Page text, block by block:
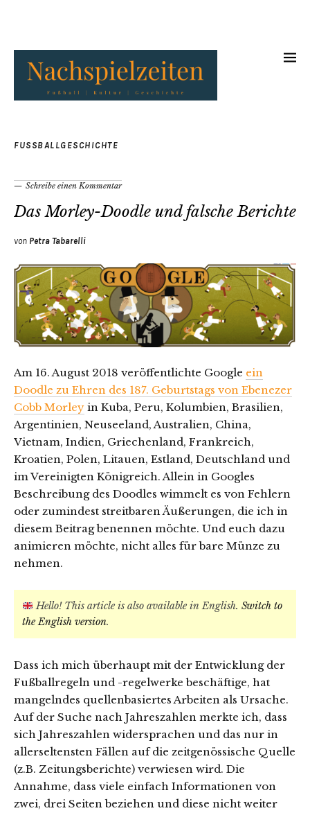
FUSSBALLGESCHICHTE
Schreibe einen Kommentar
Das Morley-Doodle und falsche Berichte
von Petra Tabarelli
Am 16. August 2018 veröffentlichte Google ein
Doodle zu Ehren des 187. Geburtstags von Ebenezer
Cobb Morley in Kuba, Peru, Kolumbien, Brasilien,
Argentinien, Neuseeland, Australien, China,
Vietnam, Indien, Griechenland, Frankreich,
Kroatien, Polen, Litauen, Estland, Deutschland und
im Vereinigten Königreich. Allein in Googles
Beschreibung des Doodles wimmelt es von Fehlern
oder zumindest streitbaren Äußerungen, die ich in
diesem Beitrag benennen möchte. Und euch dazu
animieren möchte, nicht alles für bare Münze zu
nehmen.
Hello! This article is also available in English. Switch to
the English version.
Dass ich mich überhaupt mit der Entwicklung der
Fußballregeln und -regelwerke beschäftige, hat
mangelndes quellenbasiertes Arbeiten als Ursache.
Auf der Suche nach Jahreszahlen merkte ich, dass
sich Jahreszahlen widersprachen und das nur in
allerseltensten Fällen auf die zeitgenössische Quelle
(z.B. Zeitungsberichte) verwiesen wird. Die
Annahme, dass viele einfach Informationen von
zwei, drei Seiten beziehen und diese nicht weiter